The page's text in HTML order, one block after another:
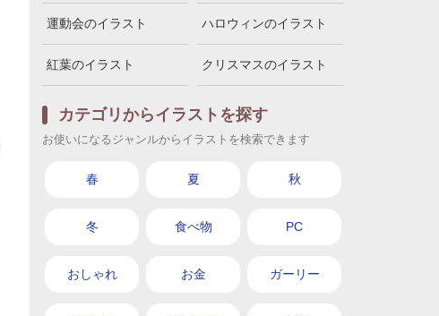
運動会のイラスト ハロウィンのイラスト
紅葉のイラスト クリスマスのイラスト
カテゴリからイラストを探す
お使いになるジャンルからイラストを検索できます
春 夏 秋
冬 食べ物 PC
おしゃれ お金 ガーリー